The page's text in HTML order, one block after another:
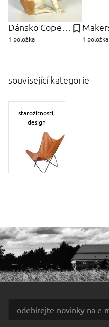
Dánsko Copenhagen,
1 položka 1 položka
související kategorie
starožitnosti,
design